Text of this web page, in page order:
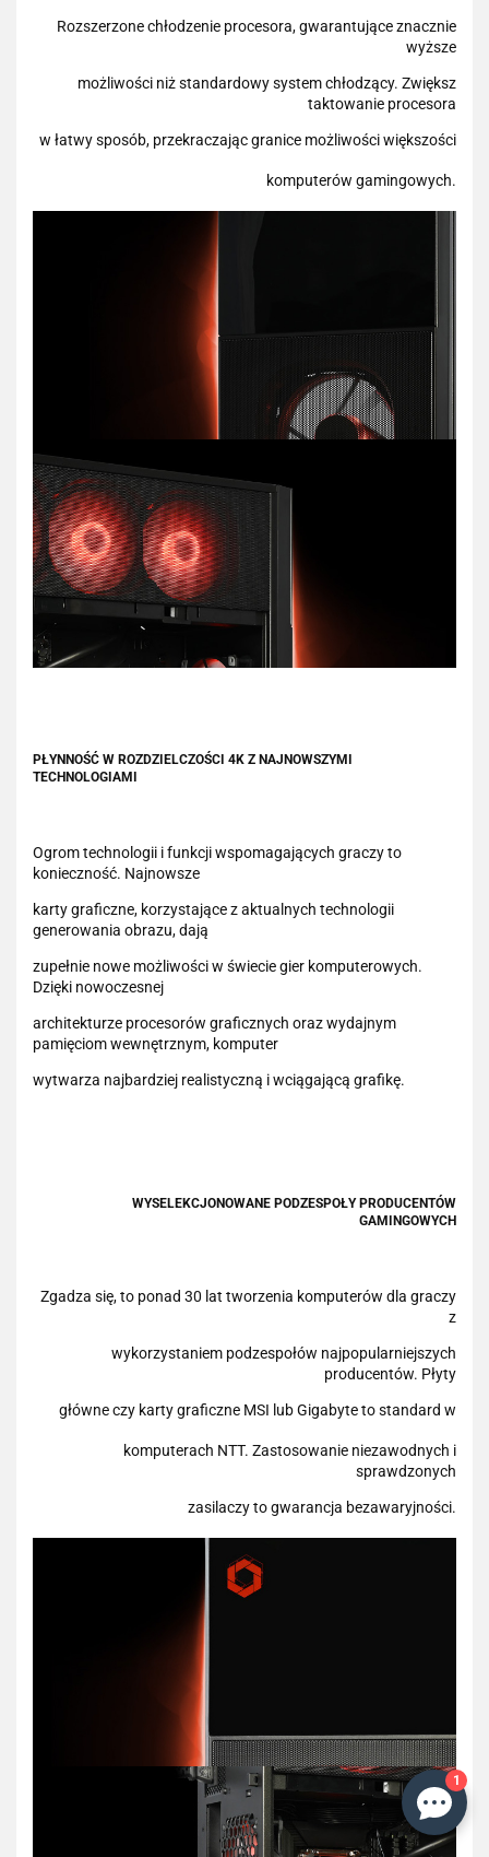
Rozszerzone chłodzenie procesora, gwarantujące znacznie
wyższe
możliwości niż standardowy system chłodzący. Zwiększ
taktowanie procesora
w łatwy sposób, przekraczając granice możliwości większości
komputerów gamingowych.
PŁYNNOŚĆ W ROZDZIELCZOŚCI 4K Z NAJNOWSZYMI
TECHNOLOGIAMI
Ogrom technologii i funkcji wspomagających graczy to
konieczność. Najnowsze
karty graficzne, korzystające z aktualnych technologii
generowania obrazu, dają
zupełnie nowe możliwości w świecie gier komputerowych.
Dzięki nowoczesnej
architekturze procesorów graficznych oraz wydajnym
pamięciom wewnętrznym, komputer
wytwarza najbardziej realistyczną i wciągającą grafikę.
WYSELEKCJONOWANE PODZESPOŁY PRODUCENTÓW
GAMINGOWYCH
Zgadza się, to ponad 30 lat tworzenia komputerów dla graczy
z
wykorzystaniem podzespołów najpopularniejszych
producentów. Płyty
główne czy karty graficzne MSI lub Gigabyte to standard w
komputerach NTT. Zastosowanie niezawodnych i
sprawdzonych
zasilaczy to gwarancja bezawaryjności.
1